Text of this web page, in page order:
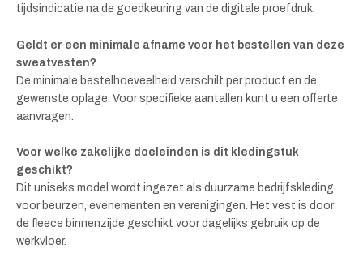
tijdsindicatie na de goedkeuring van de digitale proefdruk.
Geldt er een minimale afname voor het bestellen van deze
sweatvesten?
De minimale bestelhoeveelheid verschilt per product en de
gewenste oplage. Voor specifieke aantallen kunt u een offerte
aanvragen.
Voor welke zakelijke doeleinden is dit kledingstuk
geschikt?
Dit uniseks model wordt ingezet als duurzame bedrijfskleding
voor beurzen, evenementen en verenigingen. Het vest is door
de fleece binnenzijde geschikt voor dagelijks gebruik op de
werkvloer.